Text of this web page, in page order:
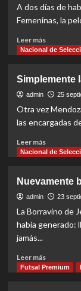
fútbol
todos
días
de
A dos días de
Femeninas, la
Leer másRead
more
elegidos
del
Negro
Nacional de
Simplemente
admin 25
Otra vez
las encargadas
Leer másRead
more
las
mejores
Nacional de
Nuevamente
admin 23
La Borravino de
había generado:
jamás...
Leer másRead
more
Futsal Premium